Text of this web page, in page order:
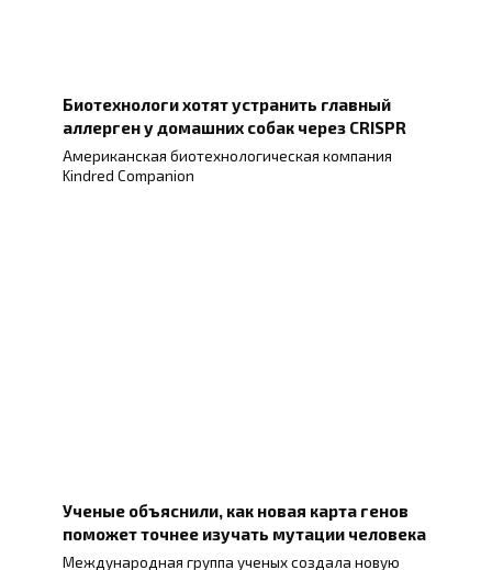
Биотехнологи хотят устранить главный
аллерген у домашних собак через CRISPR
Американская биотехнологическая компания
Kindred Companion
Ученые объяснили, как новая карта генов
поможет точнее изучать мутации человека
Международная группа ученых создала новую